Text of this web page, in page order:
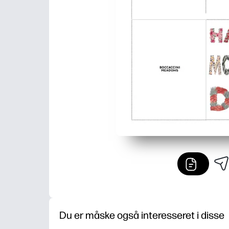
Du er måske også interesseret i disse